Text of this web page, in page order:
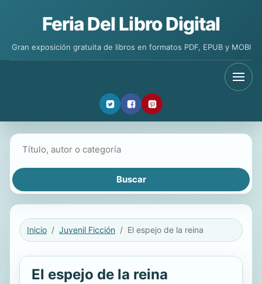
Feria Del Libro Digital
Gran exposición gratuita de libros en formatos PDF, EPUB y MOBI
Inicio Juvenil Ficción El espejo de la reina
El espejo de la reina